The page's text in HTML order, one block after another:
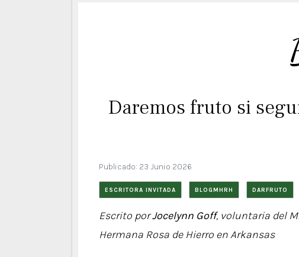
Daremos fruto si
Publicado: 23 Junio 2026
ESCRITORA INVITADA BLOGMHRH DARFRUTO
Escrito porJocelynn Goff, voluntaria del
Hermana Rosa de Hierro en Arkansas